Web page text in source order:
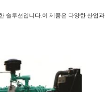
솔루션입니다.이 제품은 다양한 산업